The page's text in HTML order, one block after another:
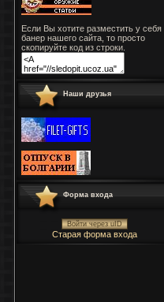
Если Вы хотите разместить у себя
банер нашего сайта, то просто
скопируйте код из строки.
Наши друзья
Форма входа
Войти через uID
Старая форма входа